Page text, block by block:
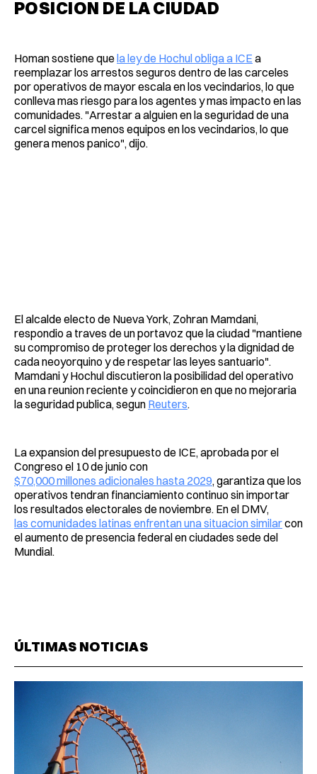
POSICION DE LA CIUDAD
Homan sostiene quela ley de Hochul obliga a ICE a
reemplazar los arrestos seguros dentro de las carceles
por operativos de mayor escala en los vecindarios, lo que
conlleva mas riesgo para los agentes y mas impacto en las
comunidades. "Arrestar a alguien en la seguridad de una
carcel significa menos equipos en los vecindarios, lo que
genera menos panico", dijo.
El alcalde electo de Nueva York, Zohran Mamdani,
respondio a traves de un portavoz que la ciudad "mantiene
su compromiso de proteger los derechos y la dignidad de
cada neoyorquino y de respetar las leyes santuario".
Mamdani y Hochul discutieron la posibilidad del operativo
en una reunion reciente y coincidieron en que no mejoraria
la seguridad publica, segun Reuters.
La expansion del presupuesto de ICE, aprobada por el
Congreso el 10 de junio con
$70,000 millones adicionales hasta 2029, garantiza que los
operativos tendran financiamiento continuo sin importar
los resultados electorales de noviembre. En el DMV,
las comunidades latinas enfrentan una situacion similarcon
el aumento de presencia federal en ciudades sede del
Mundial.
ÚLTIMAS NOTICIAS